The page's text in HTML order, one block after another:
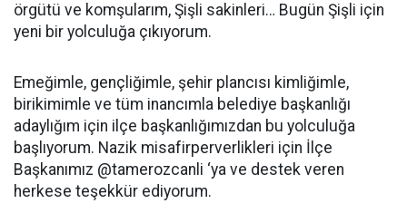
örgütü ve komşularım, Şişli sakinleri… Bugün Şişli için
yeni bir yolculuğa çıkıyorum.
Emeğimle, gençliğimle, şehir plancısı kimliğimle,
birikimimle ve tüm inancımla belediye başkanlığı
adaylığım için ilçe başkanlığımızdan bu yolculuğa
başlıyorum. Nazik misafirperverlikleri için İlçe
Başkanımız @tamerozcanli ‘ya ve destek veren
herkese teşekkür ediyorum.